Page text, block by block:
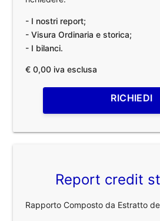
- I nostri report;
- Visura Ordinaria e storica;
- I bilanci.
€ 0,00 iva esclusa
RICHIEDI
Report credit
Rapporto Composto da Estratto